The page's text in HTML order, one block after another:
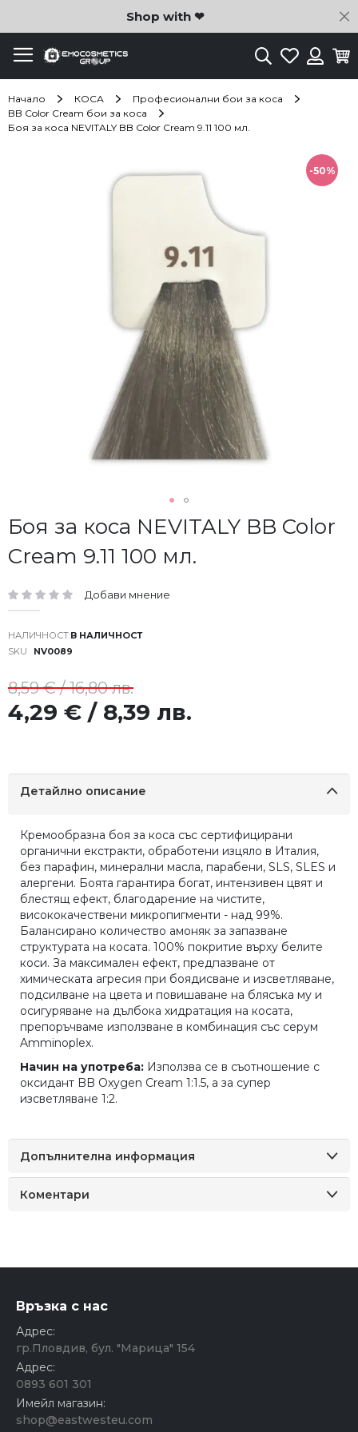
Shop with ❤
ТърсенеЛюбими
Начало КОСА
Професионални бои за коса
BB Color Cream бои за коса
Боя за коса NEVITALY BB Color Cream 9.11 100 мл.
Боя за коса NEVITALY BB Color
Cream 9.11 100 мл.
рейтинг: Добави мнение
В НАЛИЧНОСТ
SKU
NV0089
4,29 € / 8,39 лв.
8,59 € / 16,80 лв.
-50%
Преминете
към
началото
на
със
снимки
Детайлно описание
Кремообразна боя за коса със сертифицирани
органични екстракти, обработени изцяло в Италия,
без парафин, минерални масла, парабени, SLS, SLES и
алергени. Боята гарантира богат, интензивен цвят и
блестящ ефект, благодарение на чистите,
висококачествени микропигменти - над 99%.
Балансирано количество амоняк за запазване
структурата на косата. 100% покритие върху белите
коси. За максимален ефект, предпазване от
химическата агресия при боядисване и изсветляване,
подсилване на цвета и повишаване на блясъка му и
осигуряване на дълбока хидратация на косата,
препоръчваме използване в комбинация със серум
Amminoplex.
Начин на употреба: Използва се в съотношение с
оксидант BB Oxygen Cream 1:1.5, а за супер
изсветляване 1:2.
Допълнителна информация
Коментари
Връзка с нас
Адрес:
гр.Пловдив, бул. "Марица" 154
Адрес:
0893 601 301
Имейл магазин:
shop@eastwesteu.com